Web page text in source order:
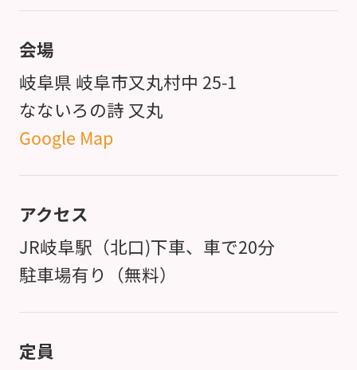
会場
岐阜県 岐阜市又丸村中 25-1
なないろの詩 又丸
Google Map
アクセス
JR岐阜駅（北口)下車、車で20分
駐車場有り（無料）
定員